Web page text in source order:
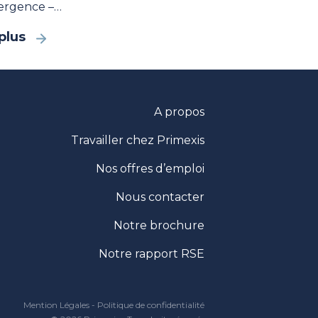
–…
A propos
Travailler chez Primexis
Nos offres d’emploi
Nous contacter
Notre brochure
Notre rapport RSE
Mention Légales - Politique de confidentialité